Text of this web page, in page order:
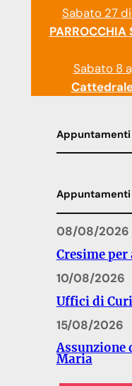
Sabato 27
Sabato 8
Appuntamenti
Appuntamenti
08/08/2026
Cresime
10/08/2026
Uffici di
15/08/2026
Assunzione
Maria